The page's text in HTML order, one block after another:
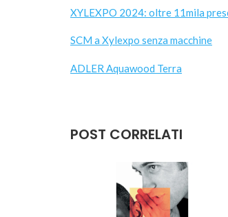
XYLEXPO 2024: oltre 11mila
SCM a Xylexpo senza macchine
ADLER Aquawood Terra
POST CORRELATI